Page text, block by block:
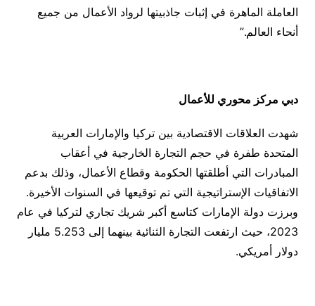
العاملة الماهرة في إثبات جاذبيتها لرواد الأعمال من جميع
أنحاء العالم.”
دبي مركز محوري للأعمال
شهدت العلاقات الاقتصادية بين تركيا والإمارات العربية
المتحدة طفرة في حجم التجارة الخارجية في أعقاب
المبادرات التي أطلقتها الحكومة وقطاع الأعمال، وذلك بدعم
الاتفاقيات الإستراتيجية التي تم توقيعها في السنوات الأخيرة.
وبرزت دولة الإمارات كتاسع أكبر شريك تجاري لتركيا في عام
2023، حيث ارتفعت التجارة الثنائية بينهما إلى 5.253 مليار
دولار أمريكي.